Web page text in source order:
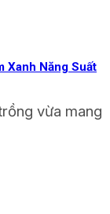
Xanh Năng Suất
vừa mang